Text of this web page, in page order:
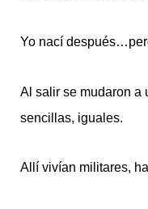
Yo nací
Al salir se mudaron a
sencillas, iguales.
Allí vivían militares,